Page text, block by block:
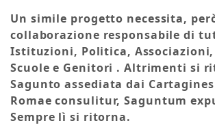
Un simile progetto necessita,
collaborazione responsabile di
Istituzioni, Politica,
Scuole e Genitori . Altrimenti si
Sagunto assediata dai
Romae consulitur, Saguntum
Sempre lì si ritorna.